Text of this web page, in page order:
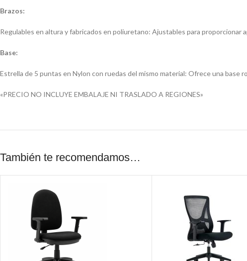
Brazos:
Regulables en altura y fabricados en poliuretano: Ajustables para proporcionar
Base:
Estrella de 5 puntas en Nylon con ruedas del mismo material: Ofrece una
«PRECIO NO INCLUYE EMBALAJE NI TRASLADO A REGIONES»
También te recomendamos…